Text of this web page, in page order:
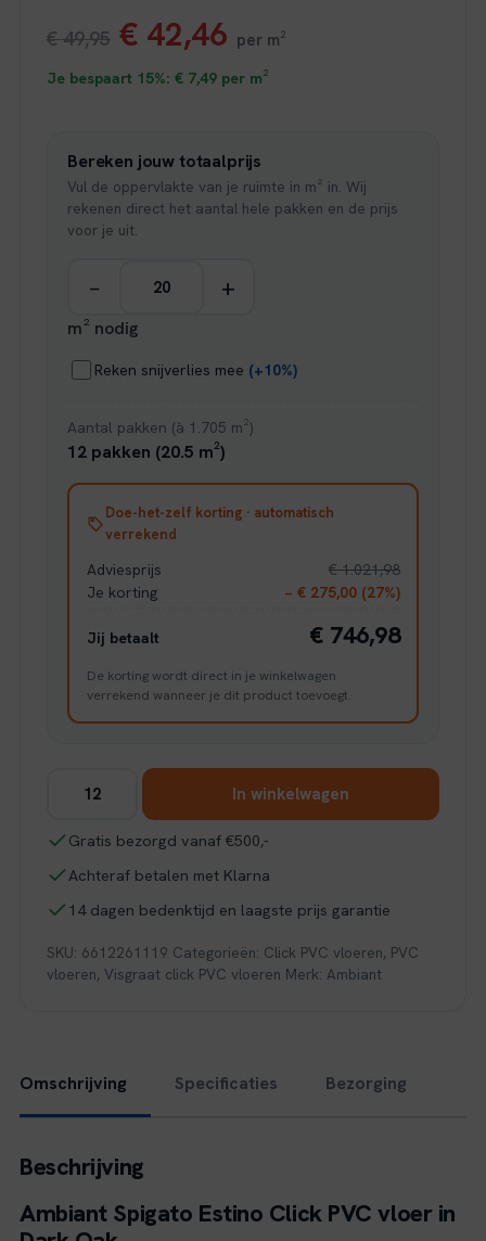
€49,95 Oorspronkelijke
prijs
€ 49,95.
€ 42,46 Huidige
prijs
€ 42,46.
per m²
Je bespaart 15%: € 7,49 per m²
Bereken jouw totaalprijs
Vul de oppervlakte van je ruimte in m² in. Wij
rekenen direct het aantal hele pakken en de prijs
voor je uit.
− +
m² nodig
Reken snijverlies mee (+10%)
Aantal pakken (à 1.705 m²)
12 pakken (20.5 m²)
Doe-het-zelf korting · automatisch
verrekend
Adviesprijs
€ 1.021,98
Je korting
− € 275,00 (27%)
Jij betaalt € 746,98
De korting wordt direct in je winkelwagen
verrekend wanneer je dit product toevoegt.
Spigato
Estino
click
SRC
oak
In winkelwagen
Gratis bezorgd vanaf €500,-
Achteraf betalen met Klarna
14 dagen bedenktijd en laagste prijs garantie
SKU: 6612261119 Categorieën: Click PVC vloeren, PVC
vloeren, Visgraat click PVC vloeren Merk: Ambiant
Omschrijving Specificaties Bezorging
Beschrijving
Ambiant Spigato Estino Click PVC vloer in